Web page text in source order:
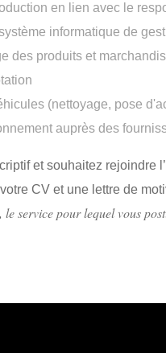
en lien avec le
informatique de
des produits et
(nettoyage, pose
auprès des
et souhaitez rejoindre
CV et une lettre de
service pour lequel vous